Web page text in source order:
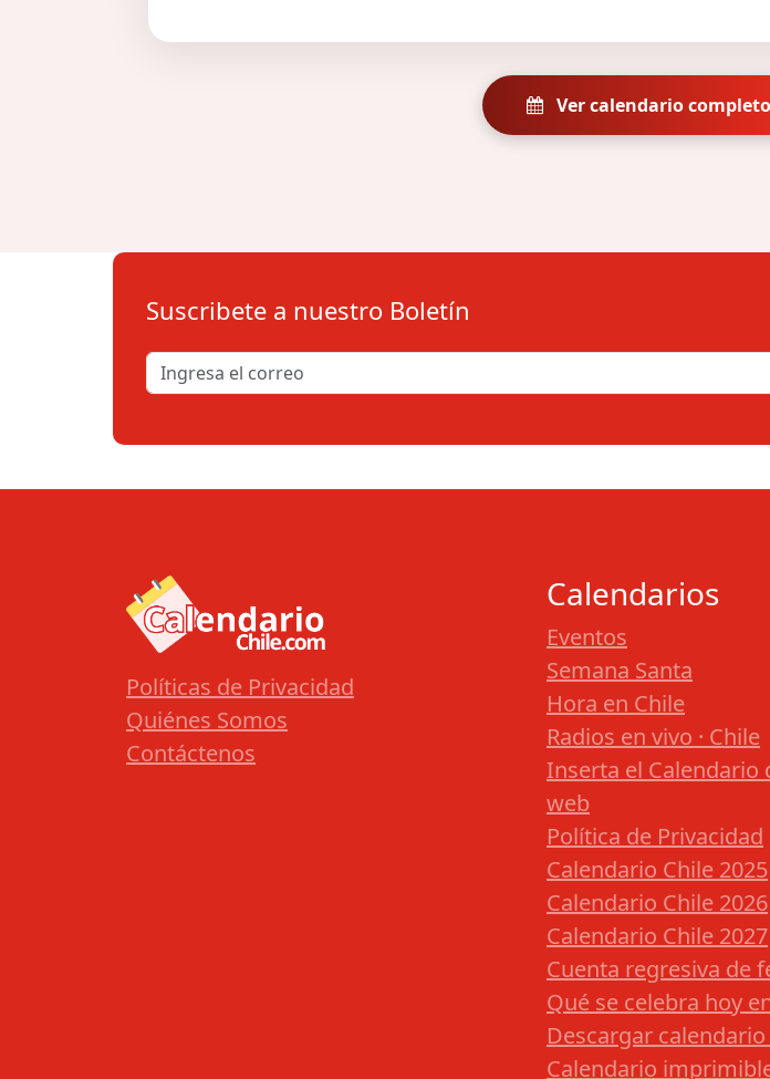
Ver calendario
Suscribete a nuestro Boletín
Políticas de Privacidad
Quiénes Somos
Contáctenos
Calendarios
Eventos
Semana Santa
Hora en Chile
Radios en vivo · Chile
Inserta el Calendario
web
Política de Privacidad
Calendario Chile 2025
Calendario Chile 2026
Calendario Chile 2027
Cuenta regresiva de
Qué se celebra hoy
Descargar calendario
Calendario